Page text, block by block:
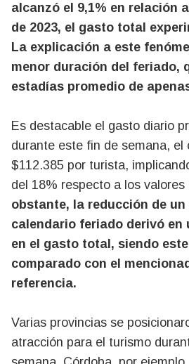
alcanzó el 9,1% en relación
de 2023, el gasto total
La explicación a este
menor duración del feriado,
estadías promedio de
Es destacable el gasto diario
durante este fin de semana, el
$112.385 por turista,
del 18% respecto a los valores
obstante, la reducción de un
calendario feriado derivó en
en el gasto total, siendo
comparado con el
referencia.
Varias provincias se
atracción para el turismo